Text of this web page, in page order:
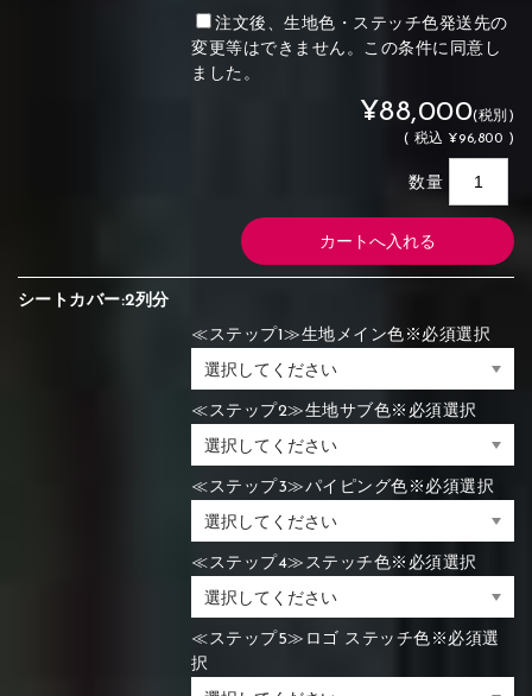
注文後、生地色・ステッチ色発送先の
変更等はできません。この条件に同意し
ました。
¥88,000(税別)
( 税込 ¥96,800 )
数量
シートカバー:2列分
≪ステップ1≫生地メイン色※必須選択
≪ステップ2≫生地サブ色※必須選択
≪ステップ3≫パイピング色※必須選択
≪ステップ4≫ステッチ色※必須選択
≪ステップ5≫ロゴ ステッチ色※必須選
択